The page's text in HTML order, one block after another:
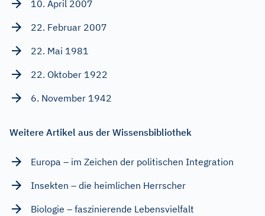
10. April 2007
22. Februar 2007
22. Mai 1981
22. Oktober 1922
6. November 1942
Weitere Artikel aus der Wissensbibliothek
Europa – im Zeichen der politischen Integration
Insekten – die heimlichen Herrscher
Biologie – faszinierende Lebensvielfalt